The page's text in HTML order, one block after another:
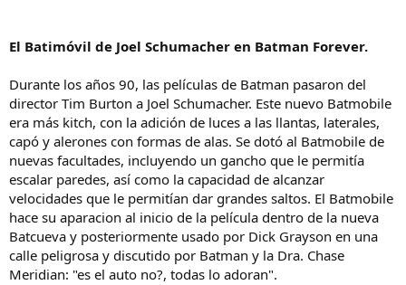
El Batimóvil de Joel Schumacher en Batman Forever.
Durante los años 90, las películas de Batman pasaron del
director Tim Burton a Joel Schumacher. Este nuevo Batmobile
era más kitch, con la adición de luces a las llantas, laterales,
capó y alerones con formas de alas. Se dotó al Batmobile de
nuevas facultades, incluyendo un gancho que le permitía
escalar paredes, así como la capacidad de alcanzar
velocidades que le permitían dar grandes saltos. El Batmobile
hace su aparacion al inicio de la película dentro de la nueva
Batcueva y posteriormente usado por Dick Grayson en una
calle peligrosa y discutido por Batman y la Dra. Chase
Meridian: "es el auto no?, todas lo adoran".